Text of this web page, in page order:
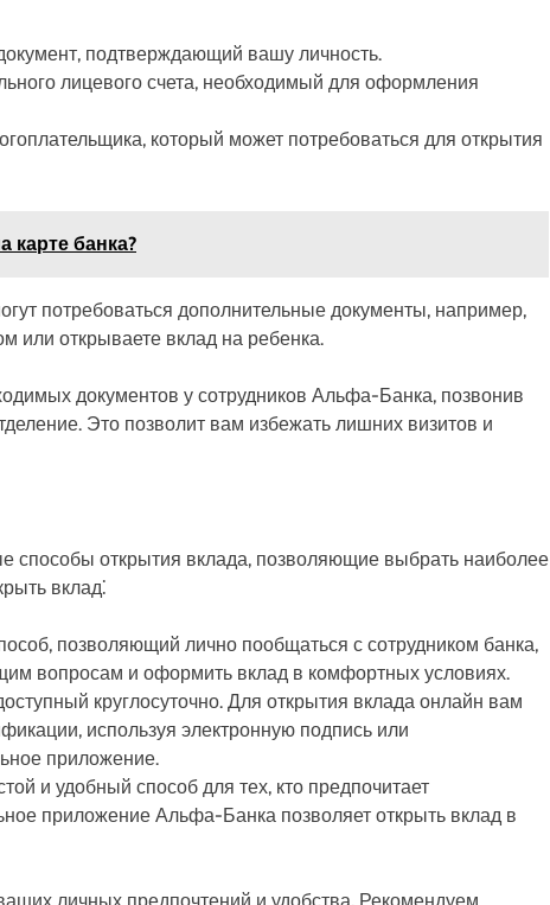
подтверждающий вашу личность.
лицевого счета, необходимый для оформления
который может потребоваться для открытия
карте банка?
потребоваться дополнительные документы, например,
или открываете вклад на ребенка.
документов у сотрудников Альфа-Банка, позвонив
Это позволит вам избежать лишних визитов и
способы открытия вклада, позволяющие выбрать наиболее
вклад⁚
позволяющий лично пообщаться с сотрудником банка,
вопросам и оформить вклад в комфортных условиях.
круглосуточно. Для открытия вклада онлайн вам
используя электронную подпись или
приложение.
и удобный способ для тех, кто предпочитает
приложение Альфа-Банка позволяет открыть вклад в